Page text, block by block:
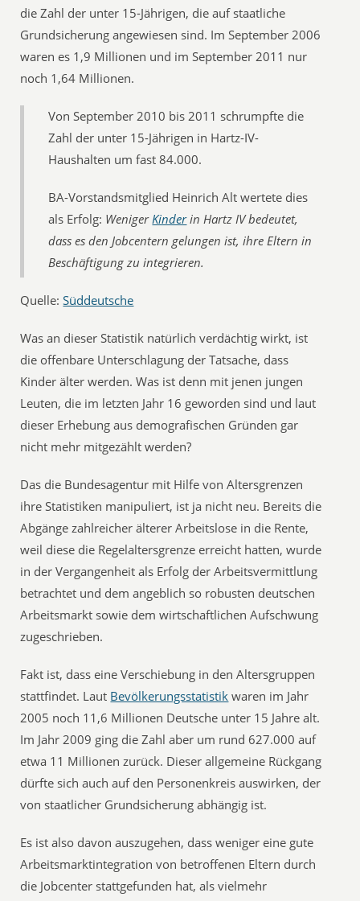
die Zahl der unter 15-Jährigen, die auf staatliche
Grundsicherung angewiesen sind. Im September 2006
waren es 1,9 Millionen und im September 2011 nur
noch 1,64 Millionen.
Von September 2010 bis 2011 schrumpfte die
Zahl der unter 15-Jährigen in Hartz-IV-
Haushalten um fast 84.000.
BA-Vorstandsmitglied Heinrich Alt wertete dies
als Erfolg: Weniger Kinderin Hartz IV bedeutet,
dass es den Jobcentern gelungen ist, ihre Eltern in
Beschäftigung zu integrieren.
Quelle:Süddeutsche
Was an dieser Statistik natürlich verdächtig wirkt, ist
die offenbare Unterschlagung der Tatsache, dass
Kinder älter werden. Was ist denn mit jenen jungen
Leuten, die im letzten Jahr 16 geworden sind und laut
dieser Erhebung aus demografischen Gründen gar
nicht mehr mitgezählt werden?
Das die Bundesagentur mit Hilfe von Altersgrenzen
ihre Statistiken manipuliert, ist ja nicht neu. Bereits die
Abgänge zahlreicher älterer Arbeitslose in die Rente,
weil diese die Regelaltersgrenze erreicht hatten, wurde
in der Vergangenheit als Erfolg der Arbeitsvermittlung
betrachtet und dem angeblich so robusten deutschen
Arbeitsmarkt sowie dem wirtschaftlichen Aufschwung
zugeschrieben.
Fakt ist, dass eine Verschiebung in den Altersgruppen
stattfindet. Laut Bevölkerungsstatistik waren im Jahr
2005 noch 11,6 Millionen Deutsche unter 15 Jahre alt.
Im Jahr 2009 ging die Zahl aber um rund 627.000 auf
etwa 11 Millionen zurück. Dieser allgemeine Rückgang
dürfte sich auch auf den Personenkreis auswirken, der
von staatlicher Grundsicherung abhängig ist.
Es ist also davon auszugehen, dass weniger eine gute
Arbeitsmarktintegration von betroffenen Eltern durch
die Jobcenter stattgefunden hat, als vielmehr